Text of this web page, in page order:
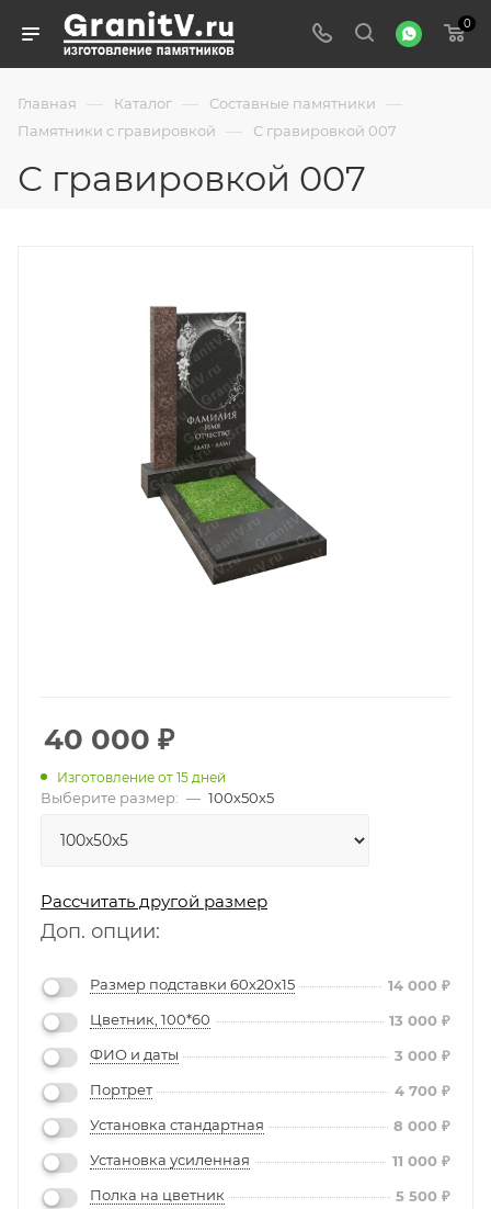
0
Главная — Каталог — Составные памятники —
Памятники с гравировкой — С гравировкой 007
С гравировкой 007
40 000 ₽
Изготовление от 15 дней
Выберите размер: — 100х50х5
Рассчитать другой размер
Доп. опции:
Размер подставки 60х20х15 14 000 ₽
Цветник, 100*60
13 000 ₽
ФИО и даты
3 000 ₽
Портрет
4 700 ₽
Установка стандартная
8 000 ₽
Установка усиленная
11 000 ₽
Полка на цветник
5 500 ₽